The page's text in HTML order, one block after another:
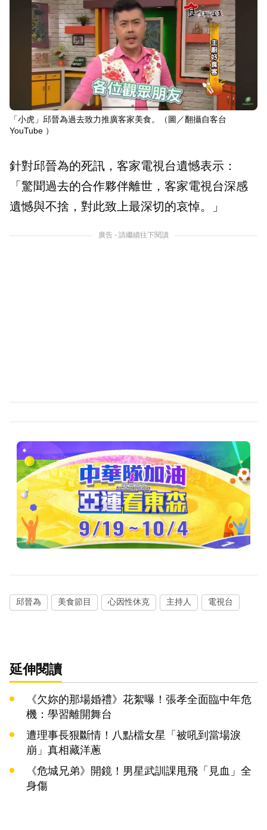
「小虎」邱晉為過去致力推廣客家美食。（圖／翻攝自客台
YouTube ）
針對邱晉為的死訊，客家電視台遺憾表示：
「驚聞過去的合作夥伴離世，客家電視台深感
遺憾與不捨，對此致上最深切的哀悼。」
廣告 - 請繼續往下閱讀
邱晉為 美食節目 心因性休克 主持人 電視台
延伸閱讀
《欠妳的那場婚禮》花絮曝！張孝全面臨中年危
機：學習離開舞台
遭理事長狠斷情！八點檔女星「被吼到當場淚
崩」真相藏洋蔥
《危城兄弟》開鏡！男星武訓課甩飛「見血」全
身傷